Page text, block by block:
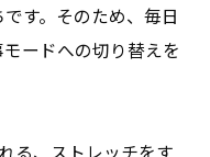
す。そのため、毎日
ードへの切り替えを
る、ストレッチをす